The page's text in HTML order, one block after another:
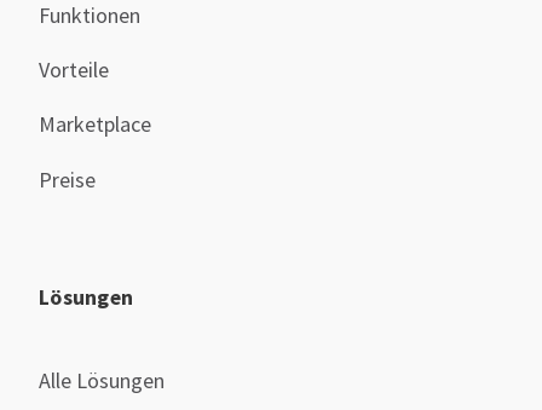
Funktionen
Vorteile
Marketplace
Preise
Lösungen
Alle Lösungen